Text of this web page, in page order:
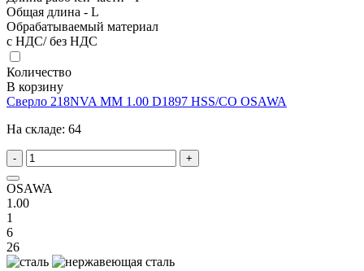
Общая длина - L
Обрабатываемый материал
с НДС/ без НДС
Количество
В корзину
Сверло 218NVA MM 1.00 D1897 HSS/CO OSAWA
На складе: 64
- +
OSAWA
1.00
1
6
26